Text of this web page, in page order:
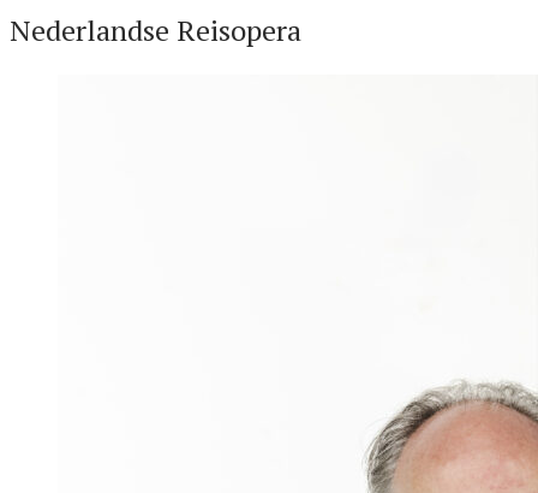
Nederlandse Reisopera